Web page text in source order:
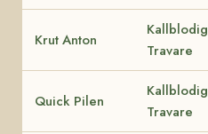
Krut Anton
Kallblodig
Travare
Quick Pilen
Kallblodig
Travare